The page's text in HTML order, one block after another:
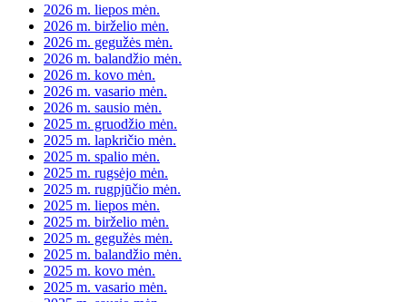
2026 m. liepos mėn.
2026 m. birželio mėn.
2026 m. gegužės mėn.
2026 m. balandžio mėn.
2026 m. kovo mėn.
2026 m. vasario mėn.
2026 m. sausio mėn.
2025 m. gruodžio mėn.
2025 m. lapkričio mėn.
2025 m. spalio mėn.
2025 m. rugsėjo mėn.
2025 m. rugpjūčio mėn.
2025 m. liepos mėn.
2025 m. birželio mėn.
2025 m. gegužės mėn.
2025 m. balandžio mėn.
2025 m. kovo mėn.
2025 m. vasario mėn.